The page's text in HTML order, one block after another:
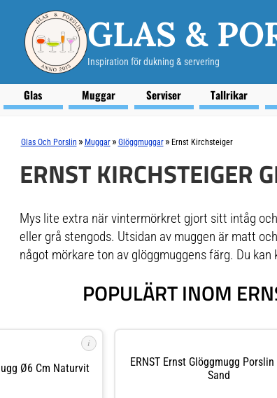
GLAS &
Inspiration för dukning & servering
Glas Muggar Serviser Tallrikar
Glas Och Porslin » Muggar » Glöggmuggar » Ernst Kirchsteiger
ERNST KIRCHSTEIGER
Mys lite extra när vintermörkret gjort sitt intåg
eller grå stengods. Utsidan av muggen är matt
något mörkare ton av glöggmuggens färg. Du
POPULÄRT INOM
i
Ø6 Cm Naturvit
ERNST Ernst Glöggmugg Porslin
Sand